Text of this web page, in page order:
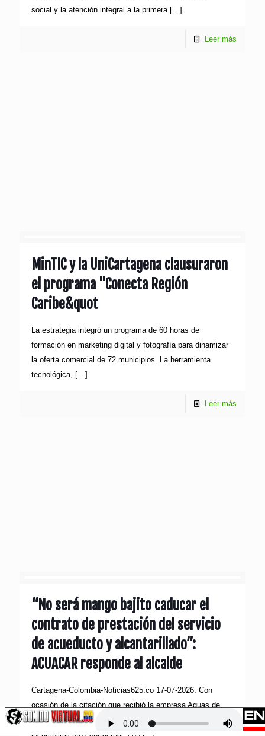
social y la atención integral a la primera […]
Leer más
MinTIC y la UniCartagena clausuraron
el programa "Conecta Región
Caribe&quot
La estrategia integró un programa de 60 horas de
formación en marketing digital y fotografía para dinamizar
la oferta comercial de 72 municipios. La herramienta
tecnológica, […]
Leer más
“No será mango bajito caducar el
contrato de prestación del servicio
de acueducto y alcantarillado”:
ACUACAR responde al alcalde
Cartagena-Colombia-Noticias625.co 17-07-2026. Con
ocasión de la citación que recibió la empresa Aguas de
Cartagena S.A. E.S.P. de la alcaldía a una audiencia de